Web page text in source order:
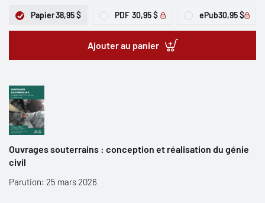
Papier38,95 $ PDF 30,95 $ ePub30,95 $
Ajouter au panier
Ouvrages souterrains : conception et réalisation du génie
civil
Parution: 25 mars 2026